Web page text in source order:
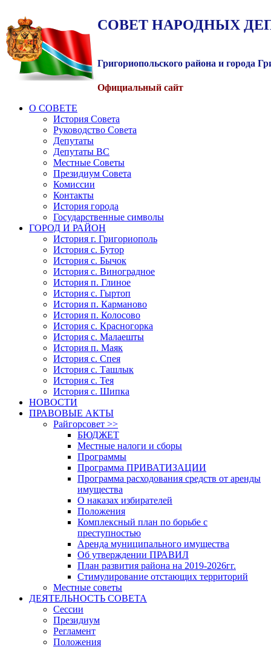
СОВЕТ НАРОДНЫХ
Григориопольского района и города
Официальный сайт
О СОВЕТЕ
История Совета
Руководство Совета
Депутаты
Депутаты ВС
Местные Советы
Президиум Совета
Комиссии
Контакты
История города
Государственные символы
ГОРОД И РАЙОН
История г. Григориополь
История с. Бутор
История с. Бычок
История с. Виноградное
История п. Глиное
История с. Гыртоп
История п. Карманово
История п. Колосово
История с. Красногорка
История с. Малаешты
История п. Маяк
История с. Спея
История с. Ташлык
История с. Тея
История с. Шипка
НОВОСТИ
ПРАВОВЫЕ АКТЫ
Райгорсовет >>
БЮДЖЕТ
Местные налоги и сборы
Программы
Программа ПРИВАТИЗАЦИИ
Программа расходования средств от аренды
имущества
О наказах избирателей
Положения
Комплексный план по борьбе с
преступностью
Аренда муниципального имущества
Об утверждении ПРАВИЛ
План развития района на 2019-2026гг.
Стимулирование отстающих территорий
Местные советы
ДЕЯТЕЛЬНОСТЬ СОВЕТА
Сессии
Президиум
Регламент
Положения